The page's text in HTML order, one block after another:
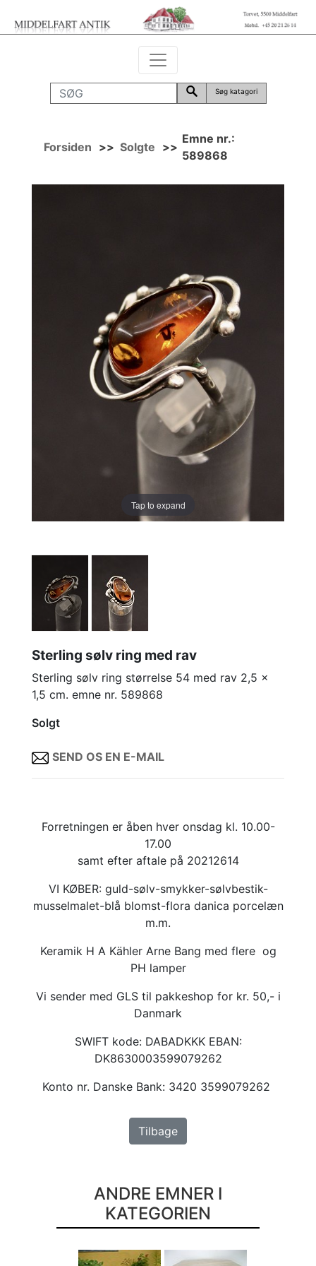
Søg katagori
Forsiden >> Solgte >>
Emne nr.:
589868
Tap to expand
Sterling sølv ring med rav
Sterling sølv ring størrelse 54 med rav 2,5 x
1,5 cm. emne nr. 589868
Solgt
SEND OS EN E-MAIL
Forretningen er åben hver onsdag kl. 10.00-
17.00
samt efter aftale på 20212614
VI KØBER: guld-sølv-smykker-sølvbestik-
musselmalet-blå blomst-flora danica porcelæn
m.m.
Keramik H A Kähler Arne Bang med flere og
PH lamper
Vi sender med GLS til pakkeshop for kr. 50,- i
Danmark
SWIFT kode: DABADKKK EBAN:
DK8630003599079262
Konto nr. Danske Bank: 3420 3599079262
Tilbage
ANDRE EMNER I
KATEGORIEN